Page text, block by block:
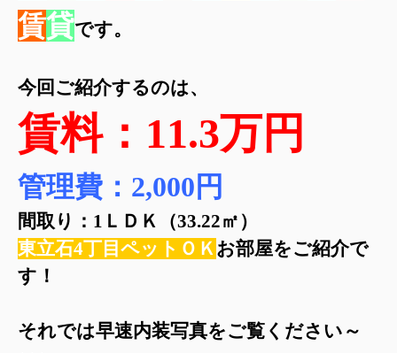
賃貸です。
今回ご紹介するのは、
賃料：11.3万円
管理費：2,000円
間取り：1ＬＤＫ（33.22㎡）
東立石4丁目ペットＯＫ お部屋をご紹介で
す！
それでは早速内装写真をご覧ください～